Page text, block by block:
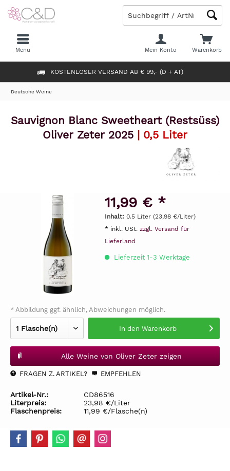
KOSTENLOSER VERSAND AB € 99,- (D + AT)
Warenkorb
Mein Konto
Menü
Deutsche Weine
Sauvignon Blanc Sweetheart (Restsüss)
Oliver Zeter 2025 | 0,5 Liter
11,99 € *
Inhalt: 0.5 Liter (23,98 €/Liter)
* inkl. USt. zzgl. Versand für
Lieferland
Lieferzeit 1-3 Werktage
* Abbildung ggf. ähnlich, Abweichungen möglich.
In den Warenkorb
Alle Weine von Oliver Zeter zeigen
FRAGEN Z. ARTIKEL? EMPFEHLEN
Artikel-Nr.:
CD86516
Literpreis:
23,98 €/Liter
Flaschenpreis:
11,99 €/Flasche(n)